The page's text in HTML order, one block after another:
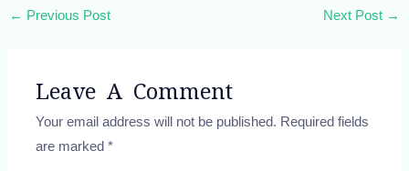
← Previous Post Next Post →
Leave A Comment
Your email address will not be published. Required fields
are marked*